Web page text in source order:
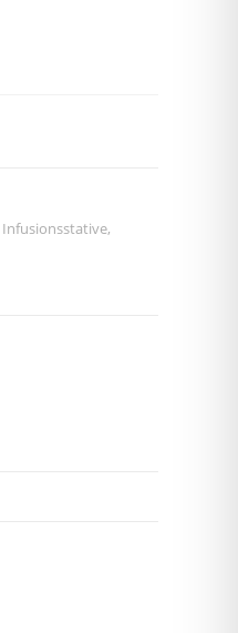
Infusionsstative,